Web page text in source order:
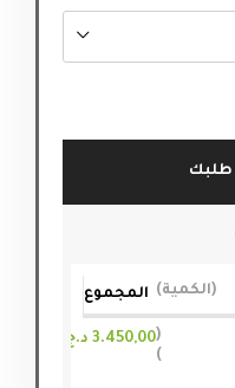
طلبك
الكمية المجموع
3.450,00 د.ج